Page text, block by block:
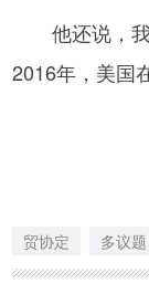
他还说，我
2016年，美国
贸协定 多议题